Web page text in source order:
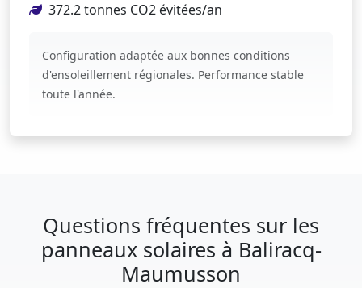
372.2 tonnes CO2 évitées/an
Configuration adaptée aux bonnes conditions
d'ensoleillement régionales. Performance stable
toute l'année.
Questions fréquentes sur les
panneaux solaires à Baliracq-
Maumusson